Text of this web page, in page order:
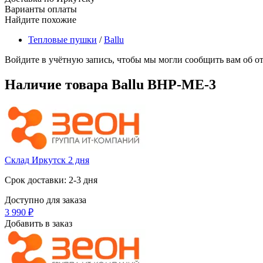
Варианты оплаты
Найдите похожие
Тепловые пушки /Ballu
Войдите в учётную запись, чтобы мы могли сообщить вам об
Наличие товара Ballu BHP-ME-3
Склад Иркутск 2 дня
Срок доставки: 2-3 дня
Доступно для заказа
3 990 ₽
Добавить в заказ